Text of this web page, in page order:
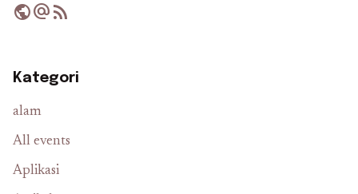
publicalternate_emailrss_feed
Kategori
alam
All events
Aplikasi